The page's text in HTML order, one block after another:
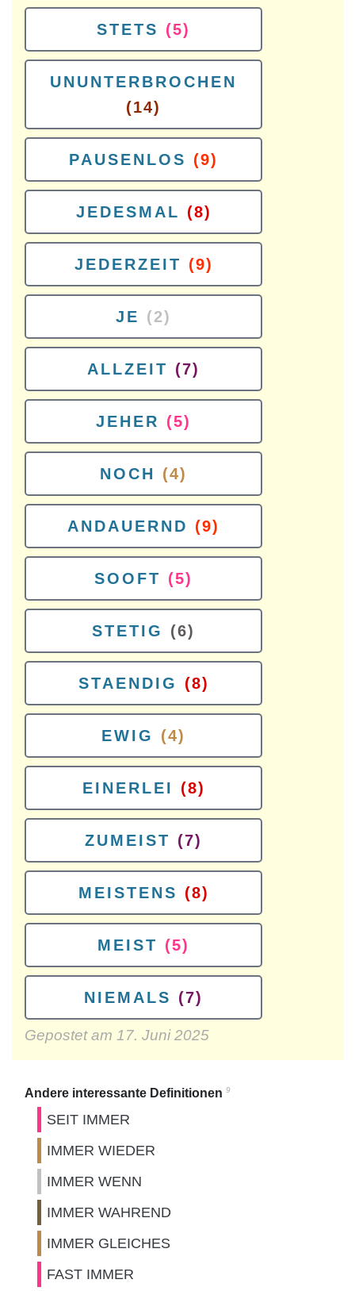
STETS (5)
UNUNTERBROCHEN
(14)
PAUSENLOS (9)
JEDESMAL (8)
JEDERZEIT (9)
JE (2)
ALLZEIT (7)
JEHER (5)
NOCH (4)
ANDAUERND (9)
SOOFT (5)
STETIG (6)
STAENDIG (8)
EWIG (4)
EINERLEI (8)
ZUMEIST (7)
MEISTENS (8)
MEIST (5)
NIEMALS (7)
Gepostet am 17. Juni 2025
Andere interessante Definitionen 9
SEIT IMMER
IMMER WIEDER
IMMER WENN
IMMER WAHREND
IMMER GLEICHES
FAST IMMER